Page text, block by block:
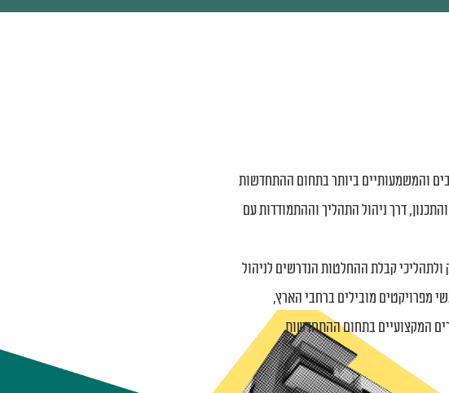
והמשמעותיים ביותר בתחום ההתחדשות
דרך ניהול התהליך וההתמודדות עם
קבלת ההחלטות הנדרשים לניהול
מפרויקטים מובילים ברחבי הארץ,
המקצועיים בתחום ההתחדשות